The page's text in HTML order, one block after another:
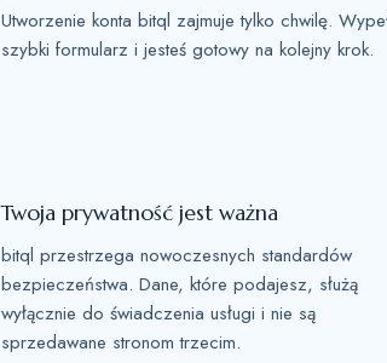
Utworzenie konta bitql zajmuje tylko chwilę.
szybki formularz i jesteś gotowy na kolejny krok.
Twoja prywatność jest ważna
bitql przestrzega nowoczesnych standardów
bezpieczeństwa. Dane, które podajesz, służą
wyłącznie do świadczenia usługi i nie są
sprzedawane stronom trzecim.